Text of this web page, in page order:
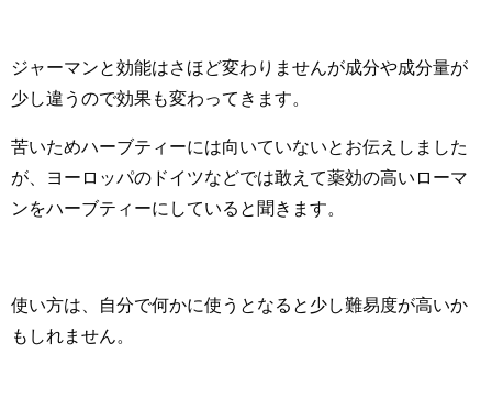
ジャーマンと効能はさほど変わりませんが成分や成分量が
少し違うので効果も変わってきます。
苦いためハーブティーには向いていないとお伝えしました
が、ヨーロッパのドイツなどでは敢えて薬効の高いローマ
ンをハーブティーにしていると聞きます。
使い方は、自分で何かに使うとなると少し難易度が高いか
もしれません。